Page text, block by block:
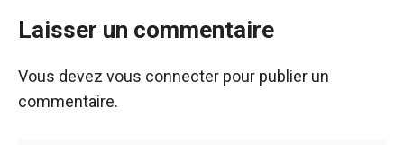
Laisser un commentaire
Vous devez vous connecter pour publier un
commentaire.